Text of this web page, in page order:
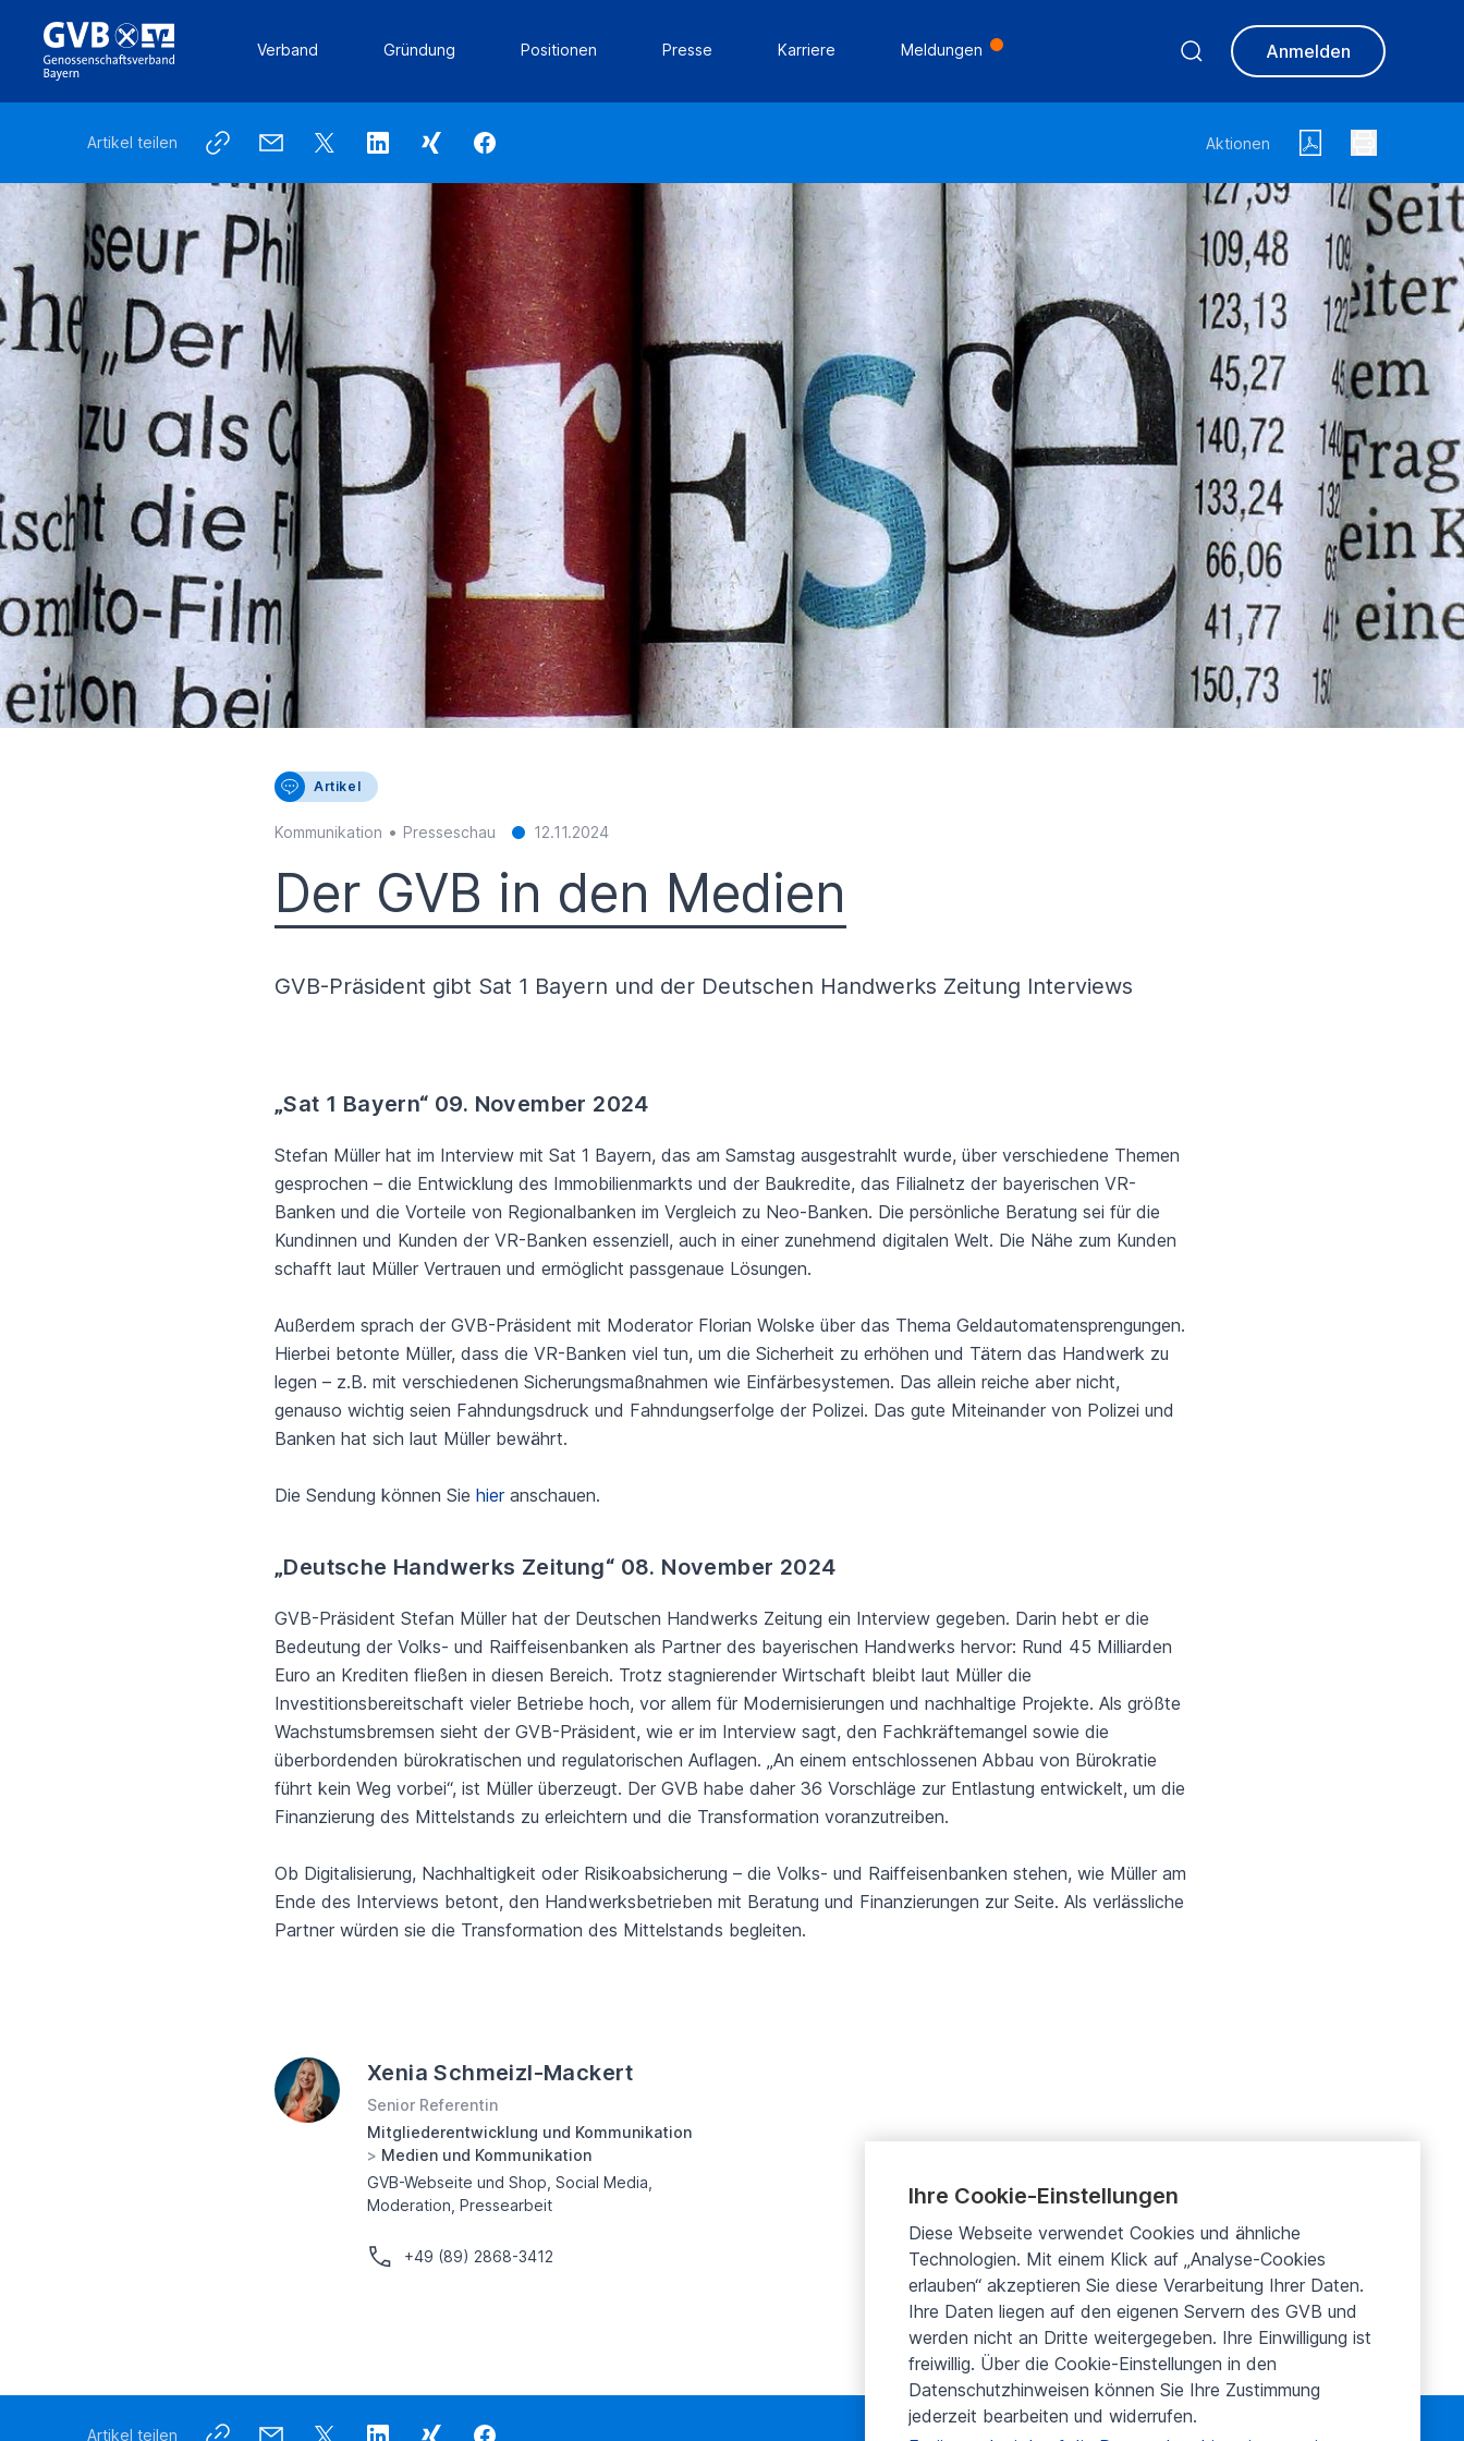
Verband Gründung Positionen Presse Karriere Meldungen Anmelden
Artikel teilen Aktionen
Artikel
Kommunikation • Presseschau 12.11.2024
Der GVB in den Medien
GVB-Präsident gibt Sat 1 Bayern und der Deutschen Handwerks Zeitung Interviews
„Sat 1 Bayern“ 09. November 2024
Stefan Müller hat im Interview mit Sat 1 Bayern, das am Samstag ausgestrahlt wurde, über verschiedene Themen
gesprochen – die Entwicklung des Immobilienmarkts und der Baukredite, das Filialnetz der bayerischen VR-
Banken und die Vorteile von Regionalbanken im Vergleich zu Neo-Banken. Die persönliche Beratung sei für die
Kundinnen und Kunden der VR-Banken essenziell, auch in einer zunehmend digitalen Welt. Die Nähe zum Kunden
schafft laut Müller Vertrauen und ermöglicht passgenaue Lösungen.
Außerdem sprach der GVB-Präsident mit Moderator Florian Wolske über das Thema Geldautomatensprengungen.
Hierbei betonte Müller, dass die VR-Banken viel tun, um die Sicherheit zu erhöhen und Tätern das Handwerk zu
legen – z.B. mit verschiedenen Sicherungsmaßnahmen wie Einfärbesystemen. Das allein reiche aber nicht,
genauso wichtig seien Fahndungsdruck und Fahndungserfolge der Polizei. Das gute Miteinander von Polizei und
Banken hat sich laut Müller bewährt.
Die Sendung können Sie hieranschauen.
„Deutsche Handwerks Zeitung“ 08. November 2024
GVB-Präsident Stefan Müller hat der Deutschen Handwerks Zeitung ein Interview gegeben. Darin hebt er die
Bedeutung der Volks- und Raiffeisenbanken als Partner des bayerischen Handwerks hervor: Rund 45 Milliarden
Euro an Krediten fließen in diesen Bereich. Trotz stagnierender Wirtschaft bleibt laut Müller die
Investitionsbereitschaft vieler Betriebe hoch, vor allem für Modernisierungen und nachhaltige Projekte. Als größte
Wachstumsbremsen sieht der GVB-Präsident, wie er im Interview sagt, den Fachkräftemangel sowie die
überbordenden bürokratischen und regulatorischen Auflagen. „An einem entschlossenen Abbau von Bürokratie
führt kein Weg vorbei“, ist Müller überzeugt. Der GVB habe daher 36 Vorschläge zur Entlastung entwickelt, um die
Finanzierung des Mittelstands zu erleichtern und die Transformation voranzutreiben.
Ob Digitalisierung, Nachhaltigkeit oder Risikoabsicherung – die Volks- und Raiffeisenbanken stehen, wie Müller am
Ende des Interviews betont, den Handwerksbetrieben mit Beratung und Finanzierungen zur Seite. Als verlässliche
Partner würden sie die Transformation des Mittelstands begleiten.
Xenia Schmeizl-Mackert
Senior Referentin
Mitgliederentwicklung und Kommunikation
> Medien und Kommunikation
GVB-Webseite und Shop, Social Media,
Moderation, Pressearbeit
+49 (89) 2868-3412
Artikel teilen Aktionen
Ihre Cookie-Einstellungen
Diese Webseite verwendet Cookies und ähnliche
Technologien. Mit einem Klick auf „Analyse-Cookies
erlauben“ akzeptieren Sie diese Verarbeitung Ihrer Daten.
Ihre Daten liegen auf den eigenen Servern des GVB und
werden nicht an Dritte weitergegeben. Ihre Einwilligung ist
freiwillig. Über die Cookie-Einstellungen in den
Datenschutzhinweisen können Sie Ihre Zustimmung
jederzeit bearbeiten und widerrufen.